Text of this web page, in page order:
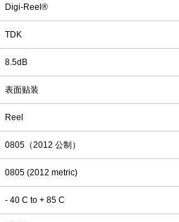
Digi-Reel®
TDK
8.5dB
表面贴装
Reel
0805（2012 公制）
0805 (2012 metric)
- 40 C to + 85 C